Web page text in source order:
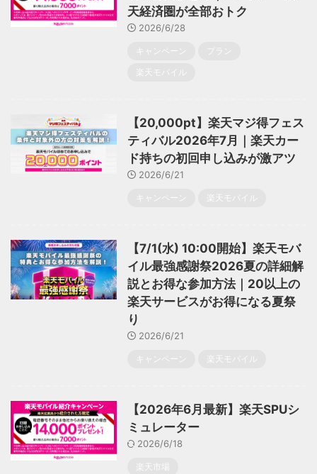
天経済圏が全部おトク
2026/6/28
キャンペーン
プラン
楽天モバイル
【20,000pt】楽天マジ得フェス
ティバル2026年7月｜楽天カー
ド持ちの初回申し込みが激アツ
2026/6/21
キャンペーン 楽天モバイル
【7/1(水) 10:00開始】楽天モバ
イル最強感謝祭2026夏の詳細解
説とお得な参加方法｜20以上の
楽天サービスがお得になる夏祭
り
2026/6/21
キャンペーン 楽天モバイル
【2026年6月最新】楽天SPUシ
ミュレーター
2026/6/18
楽天市場